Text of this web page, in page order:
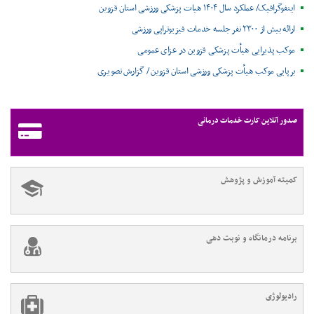
اینفوگرافیک/ عملکرد سال ۱۴۰۴ هیات پزشکی ورزشی استان قزوین
ارائه بیش از ۲۳۰۰ نفر جلسه خدمات فیزیوتراپی ورزشی
موکب پذیرایی هیأت پزشکی قزوین در عزای عمومی
برپایی موکب هیأت پزشکی ورزشی استان قزوین / گزارش تصویری
صدور آنلاین کارت خدمات درمانی
کمیته آموزش و پژوهش
برنامه درمانگاه و نوبت دهی
رادیولوژی